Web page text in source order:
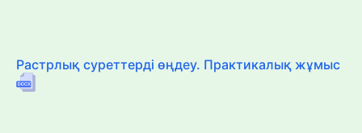
Растрлық суреттерді өңдеу. Практикалық жұмыс